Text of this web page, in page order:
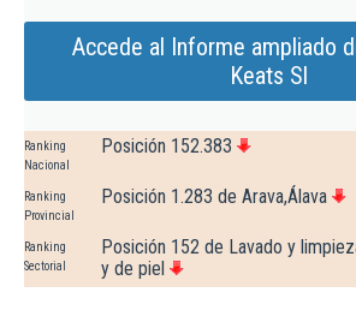
Accede al Informe ampliado
Keats Sl
Ranking
Nacional
Posición 152.383
Ranking
Provincial
Posición 1.283 de Arava,Álava
Ranking
Sectorial
Posición 152 de Lavado y
y de piel